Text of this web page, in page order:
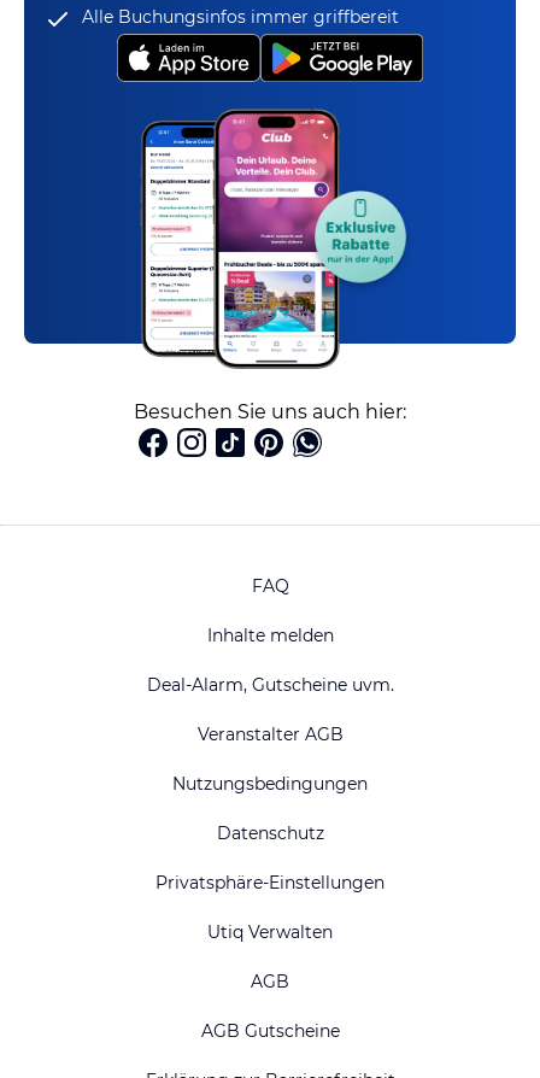
Alle Buchungsinfos immer griffbereit
Besuchen Sie uns auch hier:
FAQ
Inhalte melden
Deal-Alarm, Gutscheine uvm.
Veranstalter AGB
Nutzungsbedingungen
Datenschutz
Privatsphäre-Einstellungen
Utiq Verwalten
AGB
AGB Gutscheine